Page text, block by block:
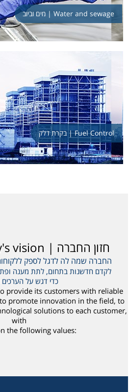
מים וביוב | Water and sewage
בקרת דלק | Fuel Control
חזון החברה | The company's vision
החברה שמה לה לדגל לספק
לקדם חדשנות בתחום, לתת מענה
כדי דגש על הערכים
provide its customers with reliable
promote innovation in the field, to
solutions to each customer,
with
the following values: